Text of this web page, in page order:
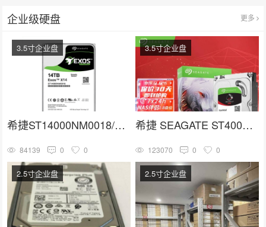
企业级硬盘 更多
希捷ST14000NM0018/ST14000NM001G 3.5寸SATA 14TB硬盘
3.5寸企业盘
84139 0 0
希捷 SEAGATE ST4000VN006
3.5寸企业盘
123070 0 0
2.5寸企业盘 2.5寸企业盘